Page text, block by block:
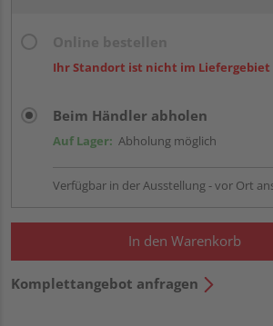
Ihr Standort ist nicht im Liefergebiet
Beim Händler abholen
Auf Lager: Abholung möglich
Verfügbar in der Ausstellung - vor Ort
In den Warenkorb
Komplettangebot anfragen